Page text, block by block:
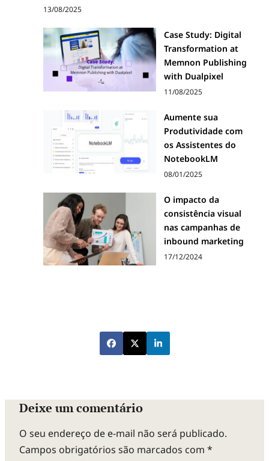
13/08/2025
Case Study: Digital
Transformation at
Memnon Publishing
with Dualpixel
11/08/2025
Aumente sua
Produtividade com
os Assistentes do
NotebookLM
08/01/2025
O impacto da
consistência visual
nas campanhas de
inbound marketing
17/12/2024
Deixe um comentário
O seu endereço de e-mail não será publicado.
Campos obrigatórios são marcados com *